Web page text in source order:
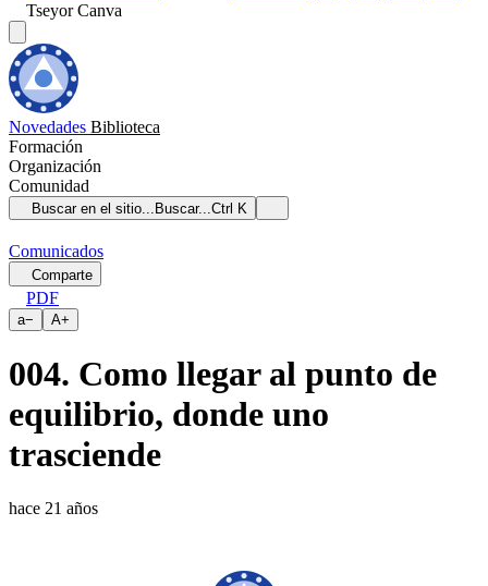
Tseyor Canva
Novedades Biblioteca
Formación
Organización
Comunidad
Buscar en el sitio... Buscar...Ctrl K
Comunicados
Comparte
PDF
a− A+
004. Como llegar al punto de
equilibrio, donde uno
trasciende
hace 21 años